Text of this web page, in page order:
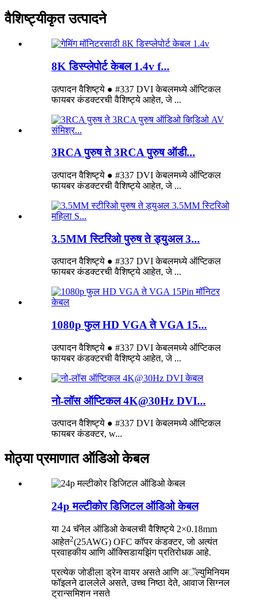
वैशिष्ट्यीकृत उत्पादने
8K डिस्प्लेपोर्ट केबल 1.4v f...
उत्पादन वैशिष्ट्ये ● #337 DVI केबलमध्ये ऑप्टिकल
फायबर कंडक्टरची वैशिष्ट्ये आहेत, जे ...
3RCA पुरुष ते 3RCA पुरुष ऑडी...
उत्पादन वैशिष्ट्ये ● #337 DVI केबलमध्ये ऑप्टिकल
फायबर कंडक्टरची वैशिष्ट्ये आहेत, जे ...
3.5MM स्टिरिओ पुरुष ते ड्युअल 3...
उत्पादन वैशिष्ट्ये ● #337 DVI केबलमध्ये ऑप्टिकल
फायबर कंडक्टरची वैशिष्ट्ये आहेत, जे ...
1080p फुल HD VGA ते VGA 15...
उत्पादन वैशिष्ट्ये ● #337 DVI केबलमध्ये ऑप्टिकल
फायबर कंडक्टरची वैशिष्ट्ये आहेत, जे ...
नो-लॉस ऑप्टिकल 4K@30Hz DVI...
उत्पादन वैशिष्ट्ये ● #337 DVI केबलमध्ये ऑप्टिकल
फायबर कंडक्टर, w...
मोठ्या प्रमाणात ऑडिओ केबल
24p मल्टीकोर डिजिटल ऑडिओ केबल
या 24 चॅनेल ऑडिओ केबलची वैशिष्ट्ये 2×0.18mm
आहेत2(25AWG) OFC कॉपर कंडक्टर, जो अत्यंत
प्रवाहकीय आणि ऑक्सिडायझिंग प्रतिरोधक आहे.
प्रत्येक जोडीला ड्रेन वायर असते आणि अॅल्युमिनियम
फॉइलने ढाललेले असते, उच्च निष्ठा देते, आवाज सिग्नल
ट्रान्समिशन नसते